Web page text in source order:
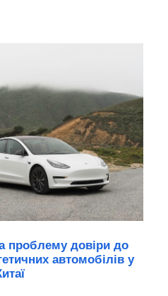
проблему довіри до
автомобілів у